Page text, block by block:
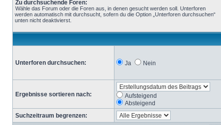
Zu durchsuchende Foren:
Wähle das Forum oder die Foren aus, in denen gesucht werden soll. Unterforen
werden automatisch mit durchsucht, sofern du die Option „Unterforen durchsuchen“
unten nicht deaktivierst.
Unterforen durchsuchen: Ja Nein
Ergebnisse sortieren nach:
Aufsteigend
Absteigend
Suchzeitraum begrenzen: